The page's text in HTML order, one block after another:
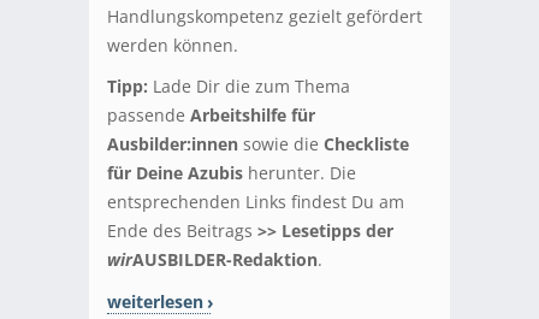
Handlungskompetenz gezielt gefördert
werden können.
Tipp: Lade Dir die zum Thema
passende Arbeitshilfe für
Ausbilder:innen sowie die Checkliste
für Deine Azubis herunter. Die
entsprechenden Links findest Du am
Ende des Beitrags >> Lesetipps der
wirAUSBILDER-Redaktion.
weiterlesen